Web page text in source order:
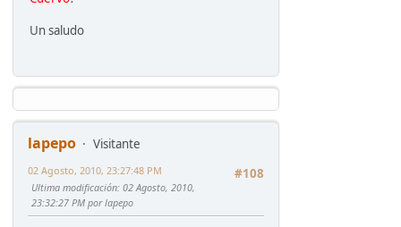
Un saludo
lapepo
Visitante
#108
02 Agosto, 2010, 23:27:48 PM
Ultima modificación: 02 Agosto, 2010,
23:32:27 PM por lapepo